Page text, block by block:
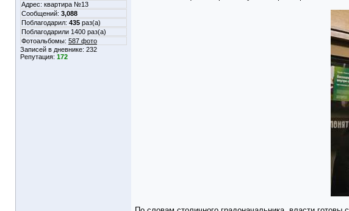
Адрес: квартира №13
Сообщений: 3,088
Поблагодарил: 435 раз(а)
Поблагодарили 1400 раз(а)
Фотоальбомы: 587 фото
Записей в дневнике: 232
Репутация: 172